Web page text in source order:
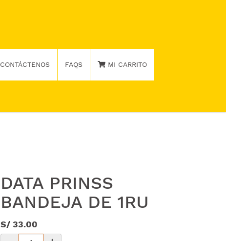
CONTÁCTENOS FAQS MI CARRITO
DATA PRINSS
BANDEJA DE 1RU
S/ 33.00